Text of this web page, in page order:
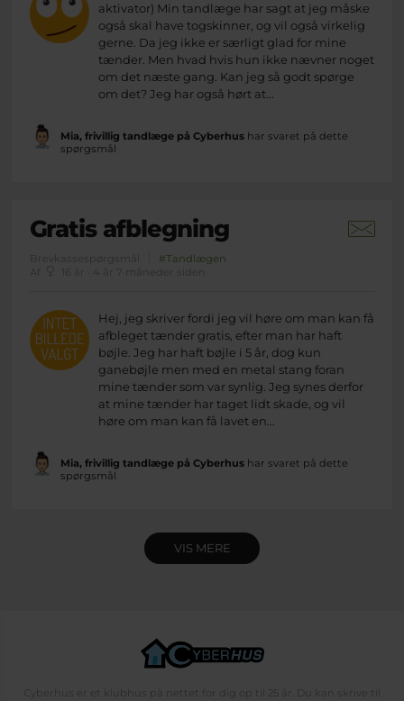
aktivator) Min tandlæge har sagt at jeg måske
også skal have togskinner, og vil også virkelig
gerne. Da jeg ikke er særligt glad for mine
tænder. Men hvad hvis hun ikke nævner noget
om det næste gang. Kan jeg så godt spørge
om det? Jeg har også hørt at...
Mia, frivillig tandlæge på Cyberhushar svaret på dette
spørgsmål
Gratis afblegning
Brevkassespørgsmål
#Tandlægen
Af
16 år · 4 år 7 måneder siden
Hej, jeg skriver fordi jeg vil høre om man kan få
afbleget tænder gratis, efter man har haft
bøjle. Jeg har haft bøjle i 5 år, dog kun
ganebøjle men med en metal stang foran
mine tænder som var synlig. Jeg synes derfor
at mine tænder har taget lidt skade, og vil
høre om man kan få lavet en...
Mia, frivillig tandlæge på Cyberhushar svaret på dette
spørgsmål
VIS MERE
Cyberhus er et klubhus på nettet for dig op til 25 år. Du kan skrive til